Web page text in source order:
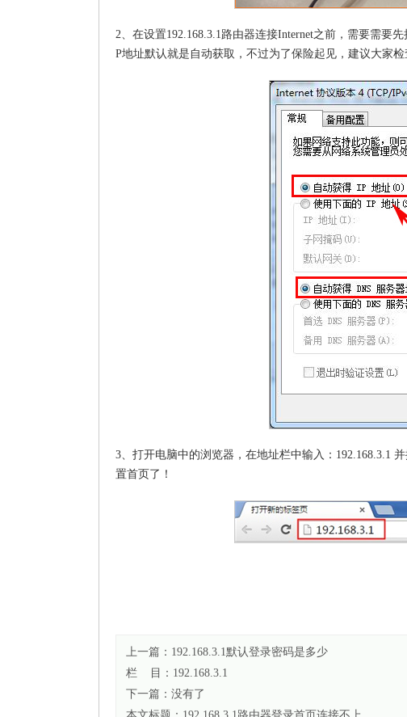
2、在设置192.168.3.1路由器连接Internet之前，需要需要
P地址默认就是自动获取，不过为了保险起见，建议大家检
3、打开电脑中的浏览器，在地址栏中输入：192.168.3.1
置首页了！
上一篇： 192.168.3.1默认登录密码是多少
栏 目： 192.168.3.1
下一篇：没有了